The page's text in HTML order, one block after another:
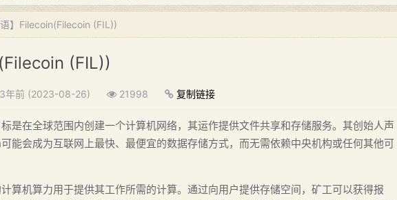
大家访问！---“量子混沌系统”
语】Filecoin(Filecoin (FIL))
(FIL))
3年前 (2023-08-26) 21998 复制链接
是在全球范围内创建一个计算机网络，其运作提供文件共享和存储服务。其创始人声
能会成为互联网上最快、最便宜的数据存储方式，而无需依赖中央机构或任何其他可
算机算力用于提供其工作所需的计算。通过向用户提供存储空间，矿工可以获得报